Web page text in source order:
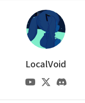
LocalVoid